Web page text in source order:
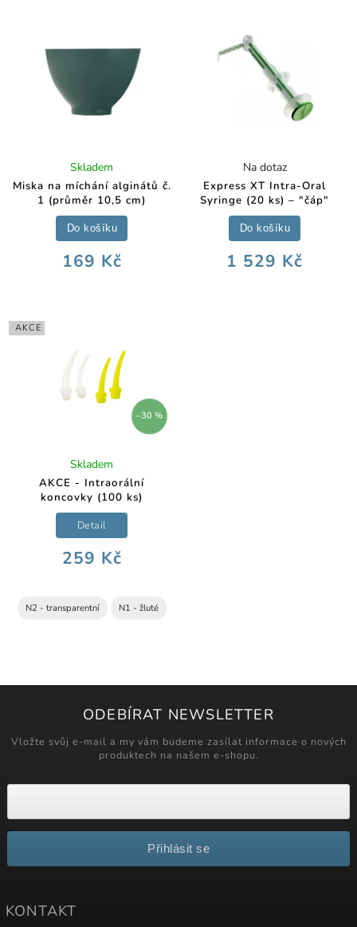
Miska na míchání alginátů č.
1 (průměr 10,5 cm)
Skladem
169 Kč
Do košíku
Express XT Intra-Oral
Syringe (20 ks) – "čáp"
Na dotaz
1 529 Kč
Do košíku
AKCE
–30 %
AKCE - Intraorální
koncovky (100 ks)
Skladem
259 Kč
Detail
N2 - transparentní N1 - žluté
ODEBÍRAT NEWSLETTER
Vložte svůj e-mail a my vám budeme zasílat informace o nových
produktech na našem e-shopu.
Přihlásit se
KONTAKT